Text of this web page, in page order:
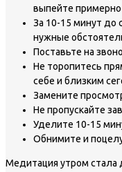
выпейте примерно
За 10-15 минут до
нужные
Поставьте на
Не торопитесь
себе и близким
Замените
Не пропускайте
Уделите 10-15
Обнимите и
Медитация утром стала